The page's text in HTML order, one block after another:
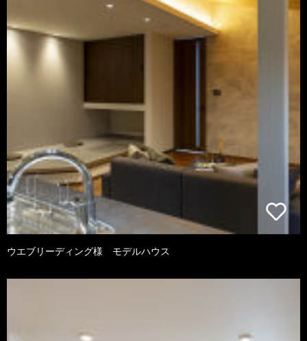
ウエブリーディング様 モデルハウス